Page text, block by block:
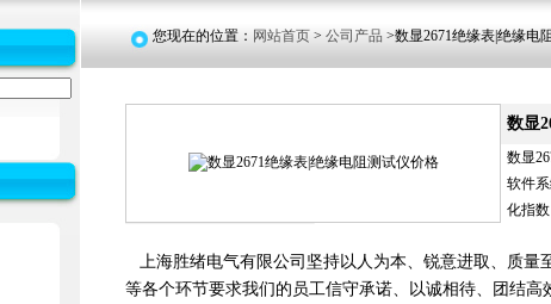
您现在的位置： 网站首页 > 公司产品 >数显2671绝缘表|绝缘电
数显
数显
软件
化指数
上海胜绪电气有限公司坚持以人为本、锐意进取、质量
等各个环节要求我们的员工信守承诺、以诚相待、团结